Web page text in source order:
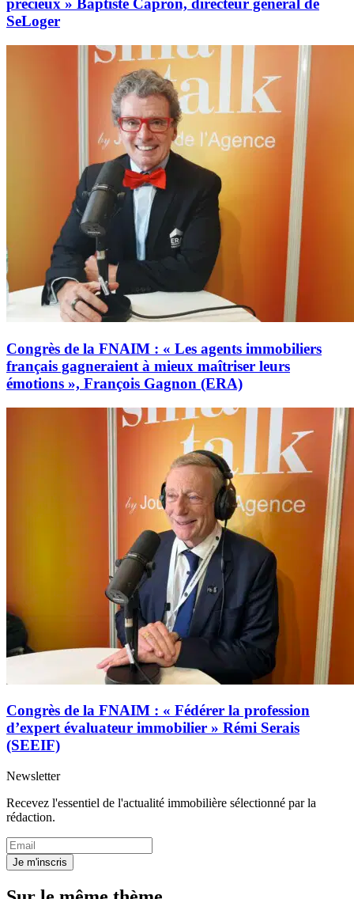
précieux » Baptiste Capron, directeur général de
SeLoger
Congrès de la FNAIM : « Les agents immobiliers
français gagneraient à mieux maîtriser leurs
émotions », François Gagnon (ERA)
Congrès de la FNAIM : « Fédérer la profession
d’expert évaluateur immobilier » Rémi Serais
(SEEIF)
Newsletter
Recevez l'essentiel de l'actualité immobilière sélectionné par la
rédaction.
Je m'inscris